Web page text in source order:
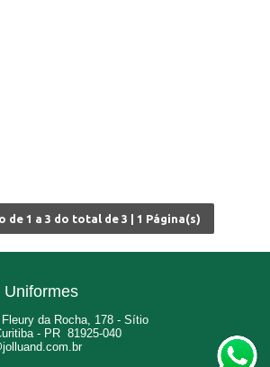
de 1 a 3 do total de 3 1 Página(s)
Uniformes
Fleury da Rocha, 178 - Sítio
- PR 81925-040